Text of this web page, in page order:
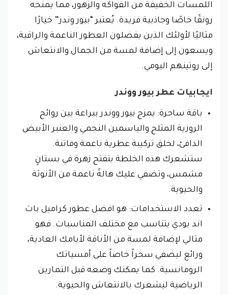
اللمسات الخفيفة من الفواكه والزهور، مما يمنحه
رونقًا خاصًا وجاذبية فريدة. يُعتبر “بيور وندر” خيارًا
مثاليًا لأولئك الذين يفضلون العطور الناعمة والراقية،
ويسعون إلى إضافة لمسة من الجمال والانتعاش
إلى روتينهم اليومي.
ايجابيات عطر بيور ووندر
باقة ساحرة: يمزج بيور ووندر ببراعة بين روائح
الروزية المثلج والياسمين النجمي والعنبر الأبيض
الدافئ، لخلق تركيبة عطرية ناعمة وفاتنة.
ستشعرك هذه الخلطة بتفتح زهرة في بستانٍ
مشمس، وتضفي عليك هالةً ناعمة من الأنوثة
والحيوية.
تعدد الاستخدامات: هو افضل عطور كراميل باث
اند بودي يتناسب مع مختلف المناسبات. فهو
مثالي لإضافة لمسة من الأناقة لأيامك العادية،
ورائع ليضفي سحراً خاصاً على أمسياتك
الرومانسية. كما يمكنك وضعه قبل التمارين
الرياضية ليشعرك بالانتعاش والحيوية.